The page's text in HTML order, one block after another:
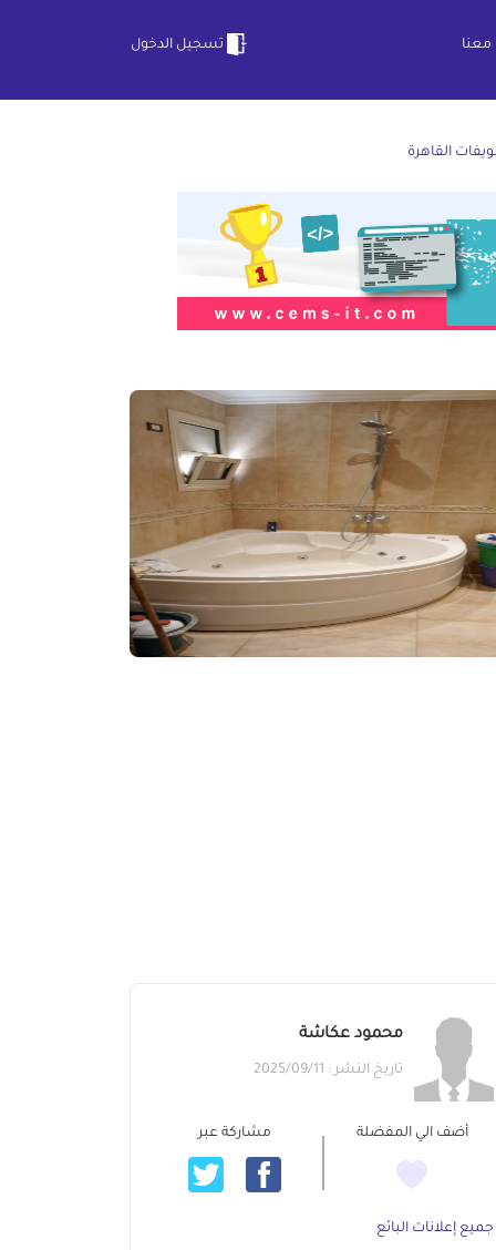
تسجيل الدخول
محمود عكاشة
تاريخ النشر : 2025/09/11
أضف الي المفضلة مشاركة عبر
جميع إعلانات البائع